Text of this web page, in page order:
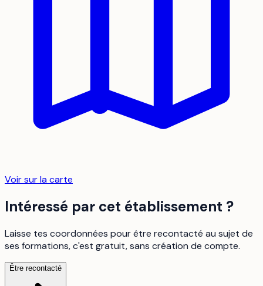
Voir sur la carte
Intéressé par cet établissement ?
Laisse tes coordonnées pour être recontacté au sujet de
ses formations, c'est gratuit, sans création de compte.
Être recontacté